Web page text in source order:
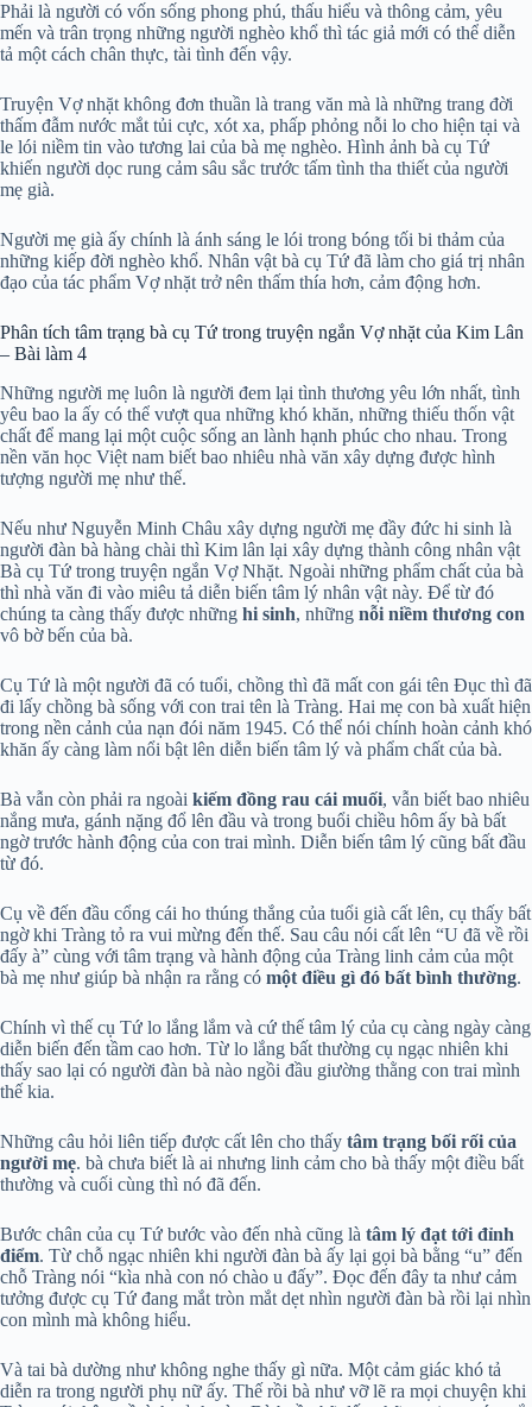
Phải là người có vốn sống phong phú, thấu hiểu và thông cảm, yêu
mến và trân trọng những người nghèo khổ thì tác giả mới có thể diễn
tả một cách chân thực, tài tình đến vậy.
Truyện Vợ nhặt không đơn thuần là trang văn mà là những trang đời
thấm đẫm nước mắt tủi cực, xót xa, phấp phỏng nỗi lo cho hiện tại và
le lói niềm tin vào tương lai của bà mẹ nghèo. Hình ảnh bà cụ Tứ
khiến người dọc rung cảm sâu sắc trước tấm tình tha thiết của người
mẹ già.
Người mẹ già ấy chính là ánh sáng le lói trong bóng tối bi thảm của
những kiếp đời nghèo khổ. Nhân vật bà cụ Tứ đã làm cho giá trị nhân
đạo của tác phẩm Vợ nhặt trở nên thấm thía hơn, cảm động hơn.
Phân tích tâm trạng bà cụ Tứ trong truyện ngắn Vợ nhặt của Kim Lân
– Bài làm 4
Những người mẹ luôn là người đem lại tình thương yêu lớn nhất, tình
yêu bao la ấy có thể vượt qua những khó khăn, những thiếu thốn vật
chất để mang lại một cuộc sống an lành hạnh phúc cho nhau. Trong
nền văn học Việt nam biết bao nhiêu nhà văn xây dựng được hình
tượng người mẹ như thế.
Nếu như Nguyễn Minh Châu xây dựng người mẹ đầy đức hi sinh là
người đàn bà hàng chài thì Kim lân lại xây dựng thành công nhân vật
Bà cụ Tứ trong truyện ngắn Vợ Nhặt. Ngoài những phẩm chất của bà
thì nhà văn đi vào miêu tả diễn biến tâm lý nhân vật này. Để từ đó
chúng ta càng thấy được những hi sinh, những nỗi niềm thương con
vô bờ bến của bà.
Cụ Tứ là một người đã có tuổi, chồng thì đã mất con gái tên Đục thì đã
đi lấy chồng bà sống với con trai tên là Tràng. Hai mẹ con bà xuất hiện
trong nền cảnh của nạn đói năm 1945. Có thể nói chính hoàn cảnh khó
khăn ấy càng làm nổi bật lên diễn biến tâm lý và phẩm chất của bà.
Bà vẫn còn phải ra ngoài kiếm đồng rau cái muối, vẫn biết bao nhiêu
nắng mưa, gánh nặng đổ lên đầu và trong buổi chiều hôm ấy bà bất
ngờ trước hành động của con trai mình. Diễn biến tâm lý cũng bất đầu
từ đó.
Cụ về đến đầu cổng cái ho thúng thắng của tuổi già cất lên, cụ thấy bất
ngờ khi Tràng tỏ ra vui mừng đến thế. Sau câu nói cất lên “U đã về rồi
đấy à” cùng với tâm trạng và hành động của Tràng linh cảm của một
bà mẹ như giúp bà nhận ra rằng có một điều gì đó bất bình thường.
Chính vì thế cụ Tứ lo lắng lắm và cứ thế tâm lý của cụ càng ngày càng
diễn biến đến tầm cao hơn. Từ lo lắng bất thường cụ ngạc nhiên khi
thấy sao lại có người đàn bà nào ngồi đầu giường thằng con trai mình
thế kia.
Những câu hỏi liên tiếp được cất lên cho thấy tâm trạng bối rối của
người mẹ. bà chưa biết là ai nhưng linh cảm cho bà thấy một điều bất
thường và cuối cùng thì nó đã đến.
Bước chân của cụ Tứ bước vào đến nhà cũng là tâm lý đạt tới đỉnh
điểm. Từ chỗ ngạc nhiên khi người đàn bà ấy lại gọi bà bằng “u” đến
chỗ Tràng nói “kìa nhà con nó chào u đấy”. Đọc đến đây ta như cảm
tưởng được cụ Tứ đang mắt tròn mắt dẹt nhìn người đàn bà rồi lại nhìn
con mình mà không hiểu.
Và tai bà dường như không nghe thấy gì nữa. Một cảm giác khó tả
diễn ra trong người phụ nữ ấy. Thế rồi bà như vỡ lẽ ra mọi chuyện khi